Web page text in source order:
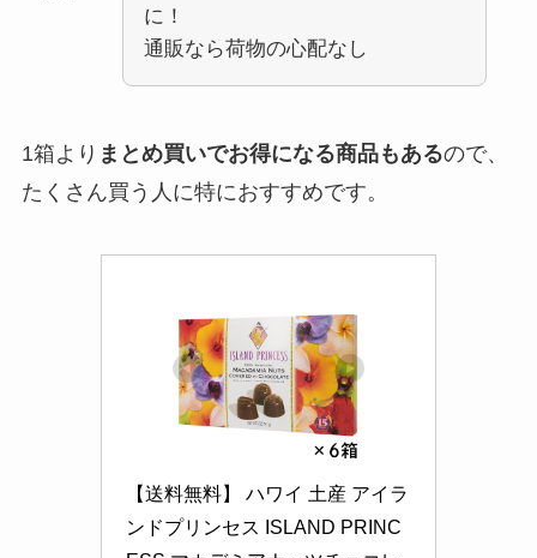
に！
通販なら荷物の心配なし
1箱より まとめ買いでお得になる商品もあるので、
たくさん買う人に特におすすめです。
【送料無料】 ハワイ 土産 アイラ
ンドプリンセス ISLAND PRINC